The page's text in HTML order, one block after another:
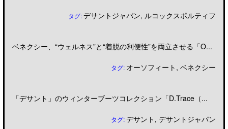
タグ:デサントジャパン, ルコックスポルティフ
ベネクシー、“ウェルネス”と“着脱の利便性”を両立させる「O...
タグ: オーソフィート ,ベネクシー
「デサント」のウィンターブーツコレクション「D.Trace（...
タグ:デサント ,デサントジャパン